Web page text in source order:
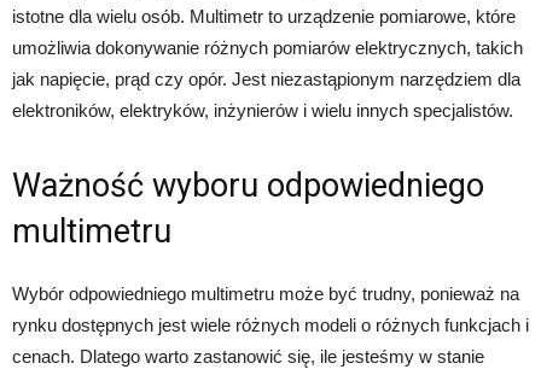
istotne dla wielu osób. Multimetr to urządzenie pomiarowe, które
umożliwia dokonywanie różnych pomiarów elektrycznych, takich
jak napięcie, prąd czy opór. Jest niezastąpionym narzędziem dla
elektroników, elektryków, inżynierów i wielu innych specjalistów.
Ważność wyboru odpowiedniego
multimetru
Wybór odpowiedniego multimetru może być trudny, ponieważ na
rynku dostępnych jest wiele różnych modeli o różnych funkcjach i
cenach. Dlatego warto zastanowić się, ile jesteśmy w stanie